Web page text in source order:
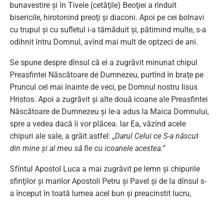
bunavestire şi în Tivele (cetăţile) Beoţiei a rînduit
bisericile, hirotonind preoţi şi diaconi. Apoi pe cei bolnavi
cu trupul şi cu sufletul i-a tămăduit şi, pătimind multe, s-a
odihnit întru Domnul, avînd mai mult de optzeci de ani.
Se spune despre dînsul că el a zugrăvit minunat chipul
Preasfintei Născătoare de Dumnezeu, purtînd în braţe pe
Pruncul cel mai înainte de veci, pe Domnul nostru Iisus
Hristos. Apoi a zugrăvit şi alte două icoane ale Preasfintei
Născătoare de Dumnezeu şi le-a adus la Maica Domnului,
spre a vedea dacă îi vor plăcea. Iar Ea, văzînd acele
chipuri ale sale, a grăit astfel: „Darul Celui ce S-a născut
din mine şi al meu să fie cu icoanele acestea.”
Sfîntul Apostol Luca a mai zugrăvit pe lemn şi chipurile
sfinţilor şi marilor Apostoli Petru şi Pavel şi de la dînsul s-
a început în toată lumea acel bun şi preacinstit lucru,